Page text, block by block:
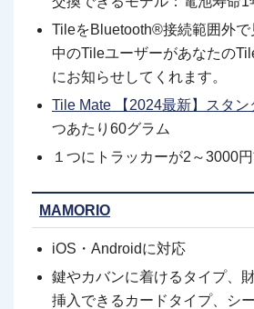
TileをBluetooth®接続範囲外で
中のTileユーザーがあなたの
にお知らせしてくれます。
Tile Mate 【2024最新】スタ
つあたり60グラム
１つにトラッカーが2～3000
MAMORIO
iOS・Androidに対応
鍵やカバンに着けるタイプ、
挿入できるカードタイプ、シ